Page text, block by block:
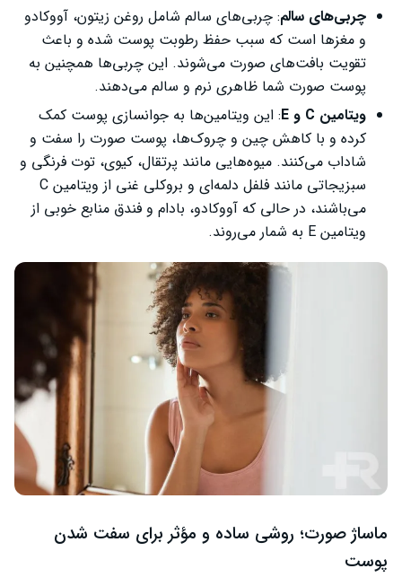
چربی‌های سالم: چربی‌های سالم شامل روغن زیتون، آووکادو
و مغزها است که سبب حفظ رطوبت پوست شده و باعث
تقویت بافت‌های صورت می‌شوند. این چربی‌ها همچنین به
پوست صورت شما ظاهری نرم و سالم می‌دهند.
ویتامین C و E: این ویتامین‌ها به جوانسازی پوست کمک
کرده و با کاهش چین و چروک‌ها، پوست صورت را سفت و
شاداب می‌کنند. میوه‌هایی مانند پرتقال، کیوی، توت فرنگی و
سبزیجاتی مانند فلفل دلمه‌ای و بروکلی غنی از ویتامین C
می‌باشند، در حالی که آووکادو، بادام و فندق منابع خوبی از
ویتامین E به شمار می‌روند.
ماساژ صورت؛ روشی ساده و مؤثر برای سفت شدن
پوست